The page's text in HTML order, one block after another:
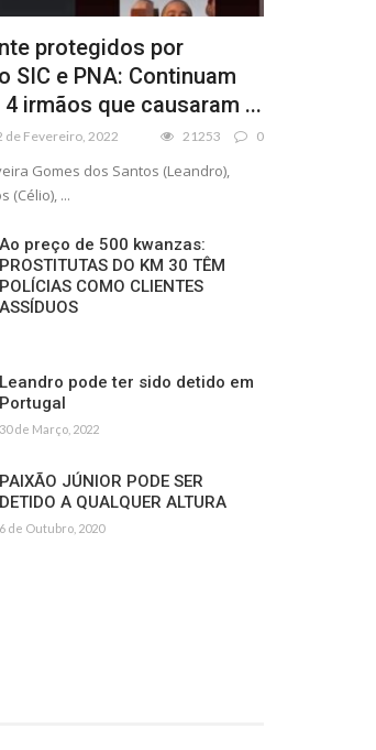
protegidos por
SIC e PNA: Continuam
irmãos que causaram ...
de Fevereiro, 2022 21253 0
Gomes dos Santos (Leandro),
(Célio), ...
Ao preço de 500 kwanzas:
PROSTITUTAS DO KM 30 TÊM
POLÍCIAS COMO CLIENTES
ASSÍDUOS
Leandro pode ter sido detido em
Portugal
30 de Março, 2022
PAIXÃO JÚNIOR PODE SER
DETIDO A QUALQUER ALTURA
6 de Outubro, 2020